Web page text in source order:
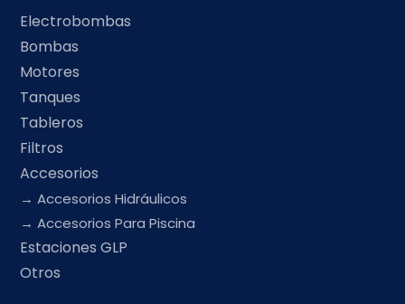
Electrobombas
Bombas
Motores
Tanques
Tableros
Filtros
Accesorios
Accesorios Hidráulicos
Accesorios Para Piscina
Estaciones GLP
Otros